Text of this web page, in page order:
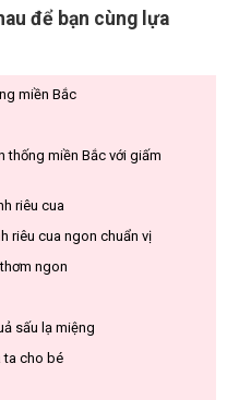
để bạn cùng lựa
miền Bắc
thống miền Bắc với giấm
riêu cua
riêu cua ngon chuẩn vị
ngon
sấu lạ miệng
ta cho bé